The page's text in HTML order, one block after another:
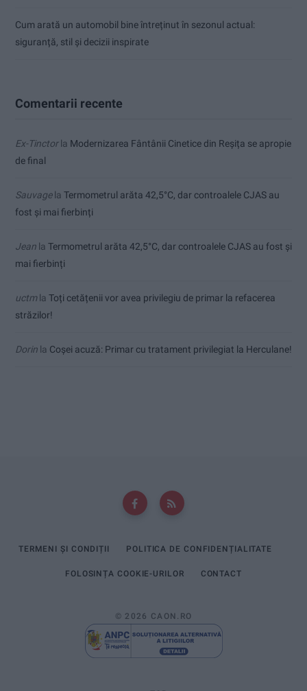
Cum arată un automobil bine întreținut în sezonul actual:
siguranță, stil și decizii inspirate
Comentarii recente
Ex-Tinctorla Modernizarea Fântânii Cinetice din Reșița se apropie
de final
Sauvagela Termometrul arăta 42,5°C, dar controalele CJAS au
fost și mai fierbinți
Jean la Termometrul arăta 42,5°C, dar controalele CJAS au fost și
mai fierbinți
uctmla Toți cetățenii vor avea privilegiu de primar la refacerea
străzilor!
Dorin la Coșei acuză: Primar cu tratament privilegiat la Herculane!
TERMENI ȘI CONDIȚII POLITICA DE CONFIDENȚIALITATE
FOLOSINȚA COOKIE-URILOR CONTACT
© 2026 CAON.RO